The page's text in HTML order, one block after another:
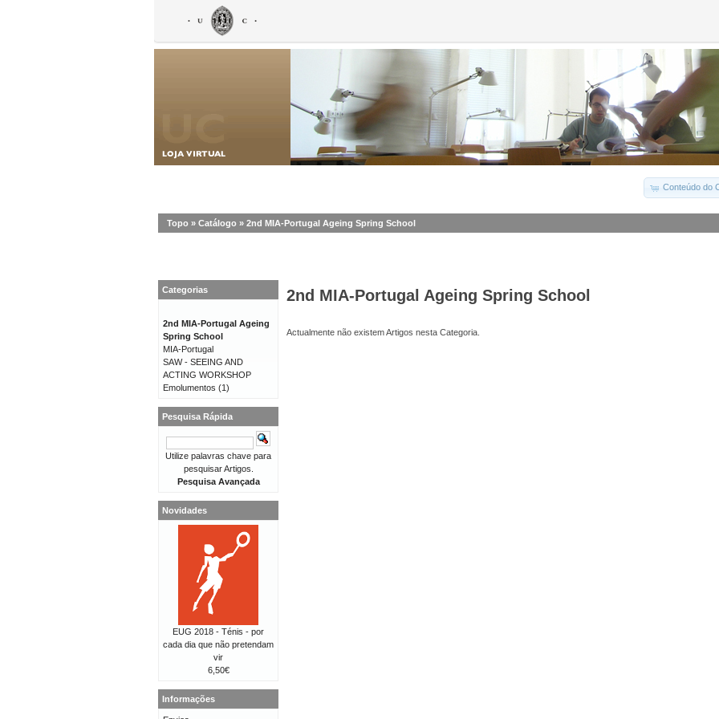
Conteúdo do
Topo » Catálogo » 2nd MIA-Portugal Ageing Spring School
2nd MIA-Portugal Ageing Spring School
Actualmente não existem Artigos nesta Categoria.
Categorias
2nd MIA-Portugal Ageing
Spring School
MIA-Portugal
SAW - SEEING AND
ACTING WORKSHOP
Emolumentos (1)
Pesquisa Rápida
Utilize palavras chave para
pesquisar Artigos.
Pesquisa Avançada
Novidades
EUG 2018 - Ténis - por
cada dia que não pretendam
vir
6,50€
Informações